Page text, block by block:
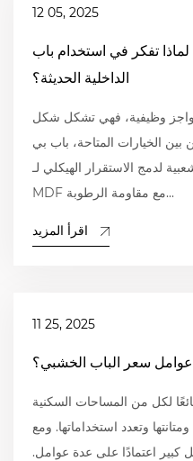
12 05, 2025
لماذا تفكر في استخدام باب MDF PVC للديكورات
الداخلية الحديثة؟
وظيفية، فهي تشكل شكل
المساحة وإحساسها وفائدتها. ومن بين الخيارات المتاحة، باب بي
اكتسب شعبية لدمج الاستقرار الهيكلي لـ
MDF مع مقاومة الرطوبة...
اقرأ المزيد
11 25, 2025
سعر الباب الخشبي؟
شائعًا لكل من المساحات السكنية
وتعدد استخداماتها. ومع
اعتمادًا على عدة عوامل.